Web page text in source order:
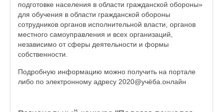
подготовке населения в области гражданской обороны»
для обучения в области гражданской обороны
сотрудников органов исполнительной власти, органов
местного самоуправления и всех организаций,
независимо от сферы деятельности и формы
собственности.
Подробную информацию можно получить на портале
либо по электронному адресу 2020@учёба.онлайн